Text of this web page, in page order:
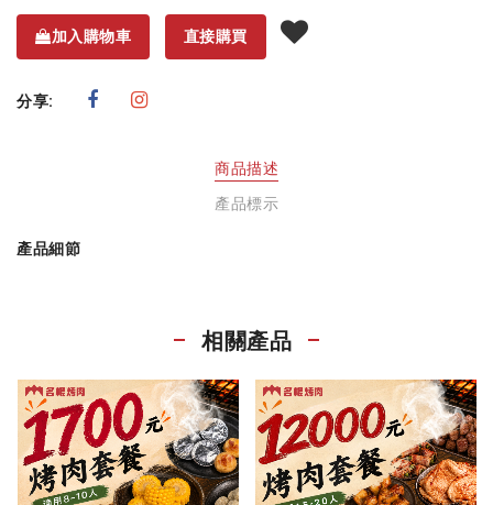
加入購物車 直接購買
分享:
商品描述
產品標示
產品細節
相關產品